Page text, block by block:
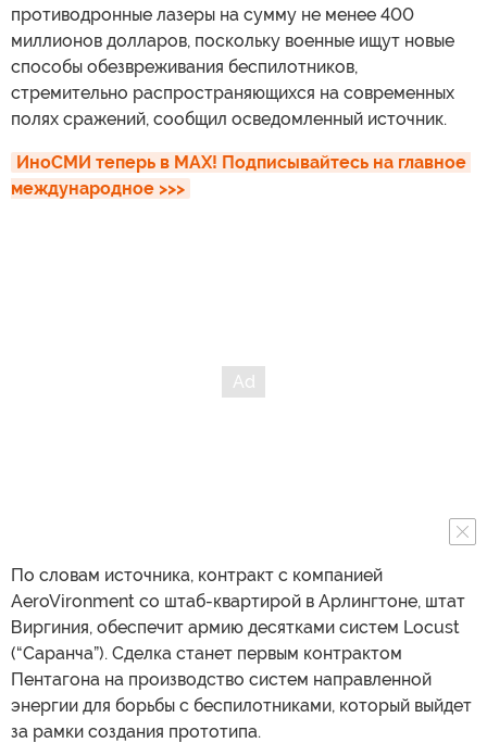
противодронные лазеры на сумму не менее 400
миллионов долларов, поскольку военные ищут новые
способы обезвреживания беспилотников,
стремительно распространяющихся на современных
полях сражений, сообщил осведомленный источник.
ИноСМИ теперь в MAX! Подписывайтесь на главное
международное >>>
По словам источника, контракт с компанией
AeroVironment со штаб-квартирой в Арлингтоне, штат
Виргиния, обеспечит армию десятками систем Locust
(“Саранча”). Сделка станет первым контрактом
Пентагона на производство систем направленной
энергии для борьбы с беспилотниками, который выйдет
за рамки создания прототипа.